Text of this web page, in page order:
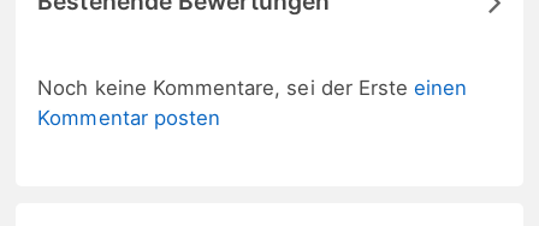
Noch keine Kommentare, sei der Ersteeinen
Kommentar posten